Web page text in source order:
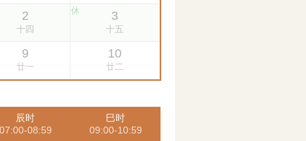
辰时
08:59
巳时
09:00-10:59